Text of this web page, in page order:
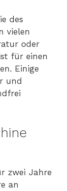
des
vielen
oder
für einen
Einige
und
zwei Jahre
an